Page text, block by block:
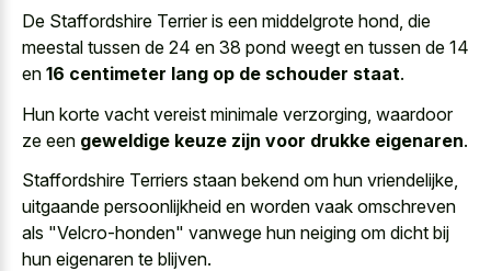
De Staffordshire Terrier is een middelgrote hond, die
meestal tussen de 24 en 38 pond weegt en tussen de 14
en 16 centimeter lang op de schouder staat.
Hun korte vacht vereist minimale verzorging, waardoor
ze een geweldige keuze zijn voor drukke eigenaren.
Staffordshire Terriers staan bekend om hun vriendelijke,
uitgaande persoonlijkheid en worden vaak omschreven
als "Velcro-honden" vanwege hun neiging om dicht bij
hun eigenaren te blijven.